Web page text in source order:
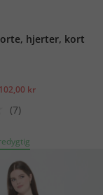
hjerter, kort
102,00 kr
(7)